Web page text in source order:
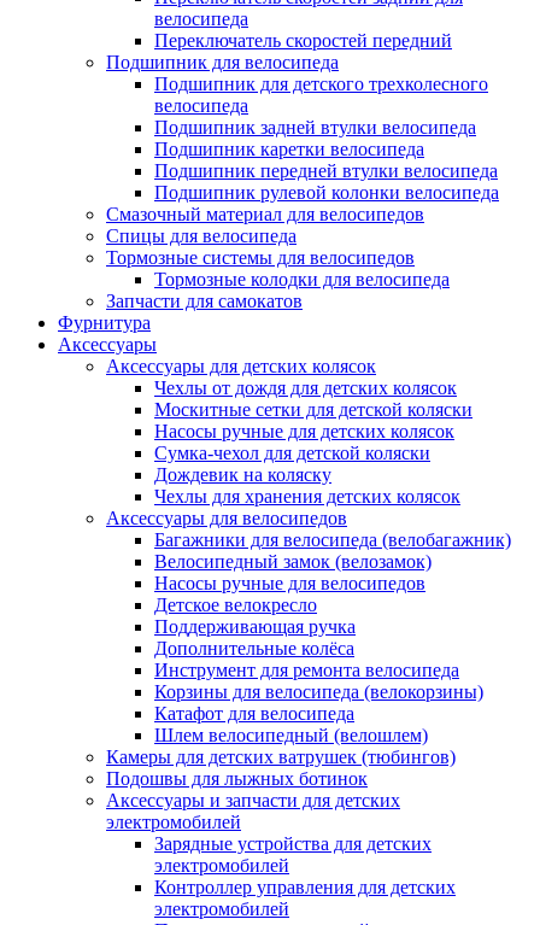
велосипеда
Переключатель скоростей передний
Подшипник для велосипеда
Подшипник для детского трехколесного
велосипеда
Подшипник задней втулки велосипеда
Подшипник каретки велосипеда
Подшипник передней втулки велосипеда
Подшипник рулевой колонки велосипеда
Смазочный материал для велосипедов
Спицы для велосипеда
Тормозные системы для велосипедов
Тормозные колодки для велосипеда
Запчасти для самокатов
Фурнитура
Аксессуары
Аксессуары для детских колясок
Чехлы от дождя для детских колясок
Москитные сетки для детской коляски
Насосы ручные для детских колясок
Сумка-чехол для детской коляски
Дождевик на коляску
Чехлы для хранения детских колясок
Аксессуары для велосипедов
Багажники для велосипеда (велобагажник)
Велосипедный замок (велозамок)
Насосы ручные для велосипедов
Детское велокресло
Поддерживающая ручка
Дополнительные колёса
Инструмент для ремонта велосипеда
Корзины для велосипеда (велокорзины)
Катафот для велосипеда
Шлем велосипедный (велошлем)
Камеры для детских ватрушек (тюбингов)
Подошвы для лыжных ботинок
Аксессуары и запчасти для детских
электромобилей
Зарядные устройства для детских
электромобилей
Контроллер управления для детских
электромобилей